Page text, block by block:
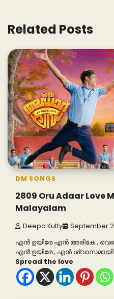
Related Posts
DM SONGS
2809 Oru Adaar Love
Malayalam
Deepa Kutty September
എൻ ഉയിരേ എൻ അരികേ ,
എൻ ഉയിരേ , എൻ
Spread the love